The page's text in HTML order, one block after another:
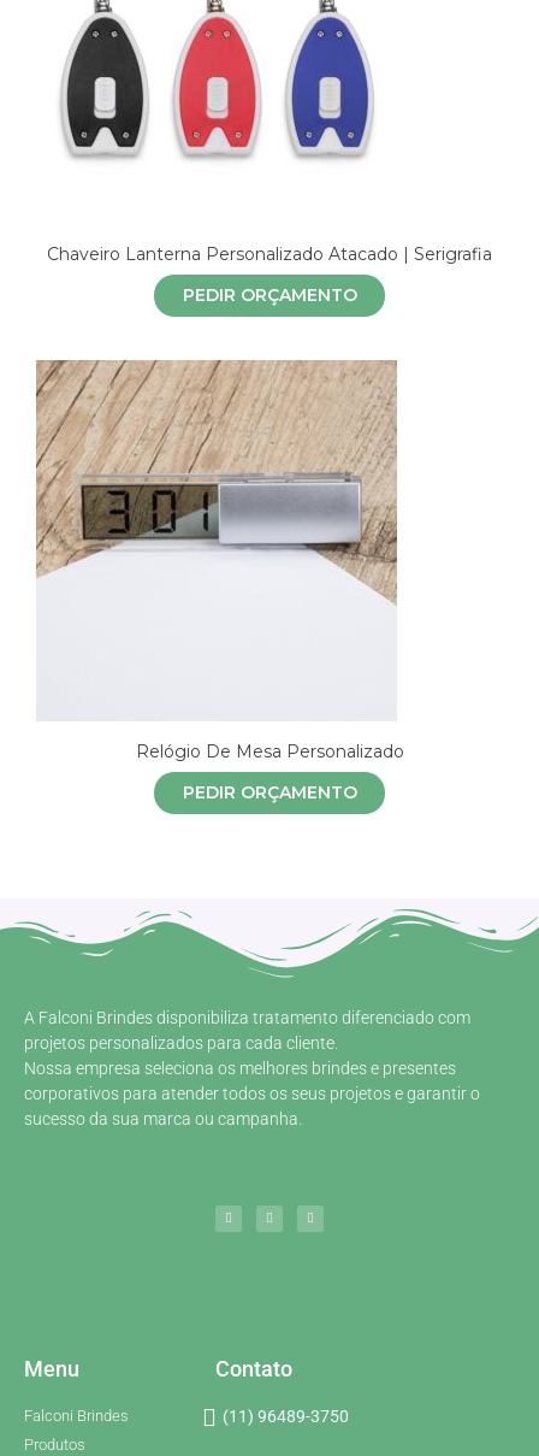
Chaveiro Lanterna Personalizado Atacado | Serigrafia
PEDIR ORÇAMENTO
Relógio De Mesa Personalizado
PEDIR ORÇAMENTO
A Falconi Brindes disponibiliza tratamento diferenciado com
projetos personalizados para cada cliente.
Nossa empresa seleciona os melhores brindes e presentes
corporativos para atender todos os seus projetos e garantir o
sucesso da sua marca ou campanha.
Menu
Falconi Brindes
Produtos
Contato
(11) 96489-3750